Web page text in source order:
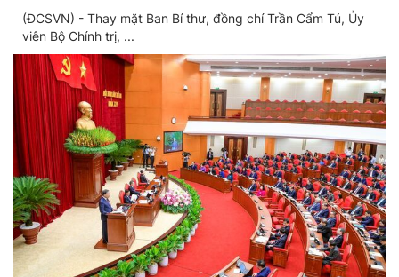
thống giáo dục quốc dân
(ĐCSVN) - Thay mặt Ban Bí thư, đồng chí Trần Cẩm Tú, Ủy
viên Bộ Chính trị, ...